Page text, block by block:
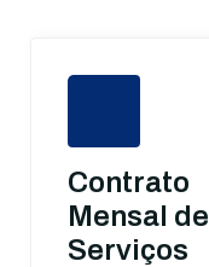
Contrato
Mensal de
Serviços